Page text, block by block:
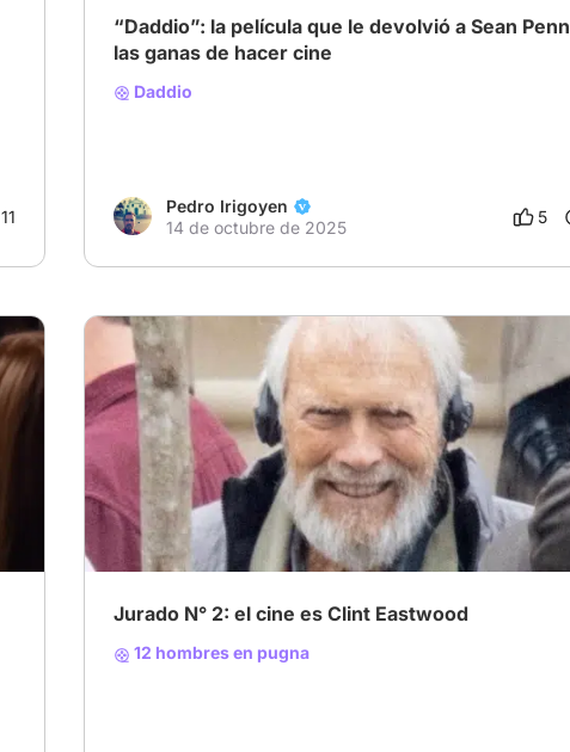
11
“Daddio”: la película que le devolvió a Sean Penn
las ganas de hacer cine
Daddio
Pedro Irigoyen
14 de octubre de 2025
5
Jurado N° 2: el cine es Clint Eastwood
12 hombres en pugna